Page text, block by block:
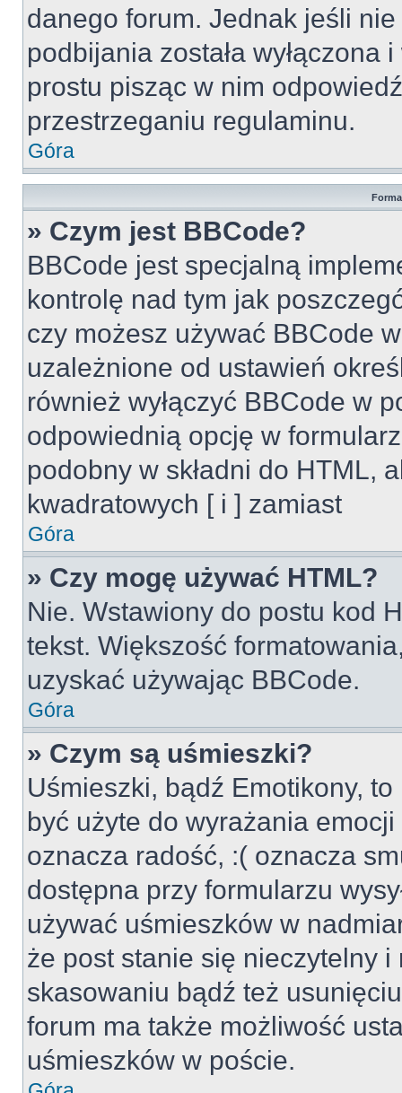
danego forum. Jednak jeśli
podbijania została
prostu pisząc w nim
przestrzeganiu regulaminu.
Góra
» Czym jest BBCode?
BBCode jest specjalną
kontrolę nad tym jak
czy możesz używać BBCode
uzależnione od ustawień
również wyłączyć BBCode w
odpowiednią opcję w
podobny w składni do HTML,
kwadratowych [ i ] zamiast
Góra
» Czy mogę używać HTML?
Nie. Wstawiony do postu kod
tekst. Większość
uzyskać używając BBCode.
Góra
» Czym są uśmieszki?
Uśmieszki, bądź Emotikony,
być użyte do wyrażania
oznacza radość, :( oznacza
dostępna przy formularzu
używać uśmieszków w
że post stanie się nieczytelny
skasowaniu bądź też
forum ma także możliwość
uśmieszków w poście.